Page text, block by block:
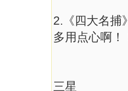
2.《四大名捕
多用点心啊！
三星